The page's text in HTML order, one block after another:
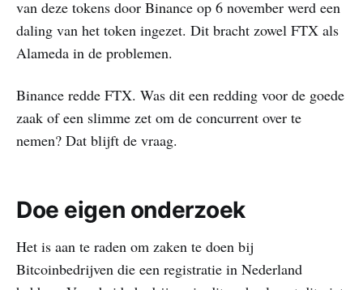
van deze tokens door Binance op 6 november werd een
daling van het token ingezet. Dit bracht zowel FTX als
Alameda in de problemen.
Binance redde FTX. Was dit een redding voor de goede
zaak of een slimme zet om de concurrent over te
nemen? Dat blijft de vraag.
Doe eigen onderzoek
Het is aan te raden om zaken te doen bij
Bitcoinbedrijven die een registratie in Nederland